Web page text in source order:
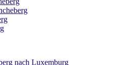
nach Luxemburg